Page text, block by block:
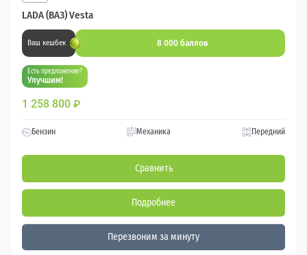
LADA (ВАЗ) Vesta
Ваш кешбек 8 000 баллов
Есть предложение?
Улучшим!
1 258 800 ₽
Бензин Механика Передний
Сравнить
Подробнее
Перезвоним за минуту